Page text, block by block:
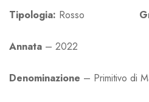
Tipologia: Rosso
Annata – 2022
Denominazione – Primitivo di